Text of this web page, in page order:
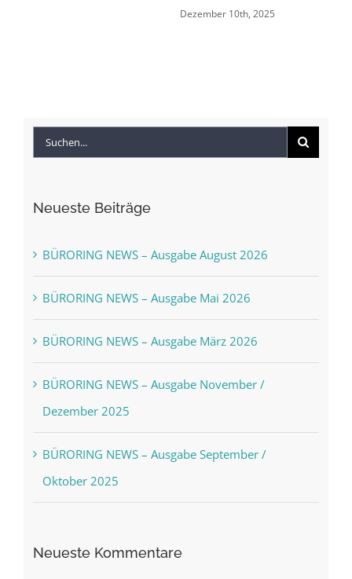
Dezember 10th, 2025
Suche
Neueste Beiträge
BÜRORING NEWS – Ausgabe August 2026
BÜRORING NEWS – Ausgabe Mai 2026
BÜRORING NEWS – Ausgabe März 2026
BÜRORING NEWS – Ausgabe November /
Dezember 2025
BÜRORING NEWS – Ausgabe September /
Oktober 2025
Neueste Kommentare